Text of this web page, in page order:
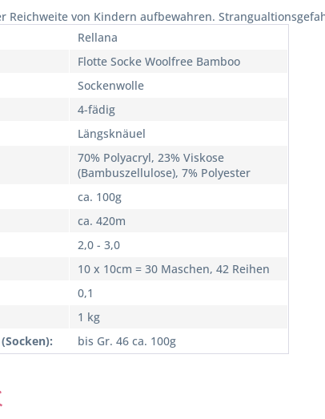
Reichweite von Kindern aufbewahren.
Rellana
Flotte Socke Woolfree Bamboo
Sockenwolle
4-fädig
Längsknäuel
70% Polyacryl, 23% Viskose
(Bambuszellulose), 7% Polyester
ca. 100g
ca. 420m
2,0 - 3,0
10 x 10cm = 30 Maschen, 42 Reihen
0,1
1 kg
bis Gr. 46 ca. 100g